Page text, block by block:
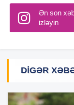
Ən son
izləyin
DIGƏR